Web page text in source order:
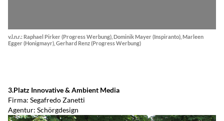
v.l.n.r.: Raphael Pirker (Progress Werbung), Dominik Mayer (Inspiranto), Marleen
Egger (Honigmayr), Gerhard Renz (Progress Werbung)
3.Platz Innovative & Ambient Media
Firma: Segafredo Zanetti
Agentur: Schörgdesign